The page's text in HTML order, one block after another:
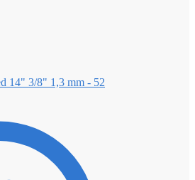
14" 3/8" 1,3 mm - 52